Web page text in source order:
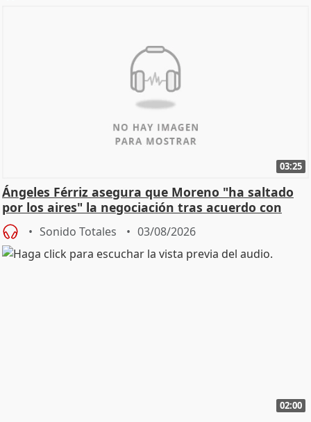
03:25
Ángeles Férriz asegura que Moreno "ha saltado
por los aires" la negociación tras acuerdo con
SMA
Sonido Totales 03/08/2026
02:00